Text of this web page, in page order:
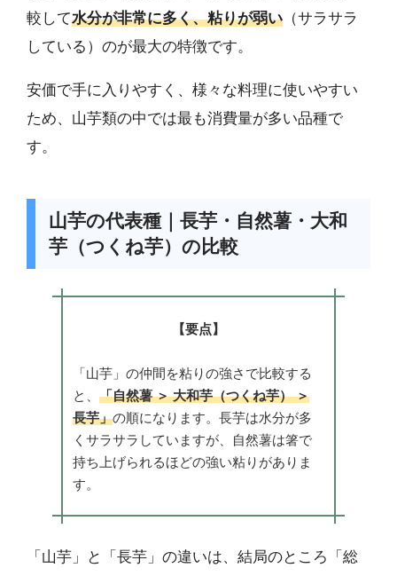
較して水分が非常に多く、粘りが弱い （サラサラ
している）のが最大の特徴です。
安価で手に入りやすく、様々な料理に使いやすい
ため、山芋類の中では最も消費量が多い品種で
す。
山芋の代表種｜長芋・自然薯・大和
芋（つくね芋）の比較
【要点】
「山芋」の仲間を粘りの強さで比較する
と、 「自然薯 ＞ 大和芋（つくね芋） ＞
長芋」の順になります。長芋は水分が多
くサラサラしていますが、自然薯は箸で
持ち上げられるほどの強い粘りがありま
す。
「山芋」と「長芋」の違いは、結局のところ「総